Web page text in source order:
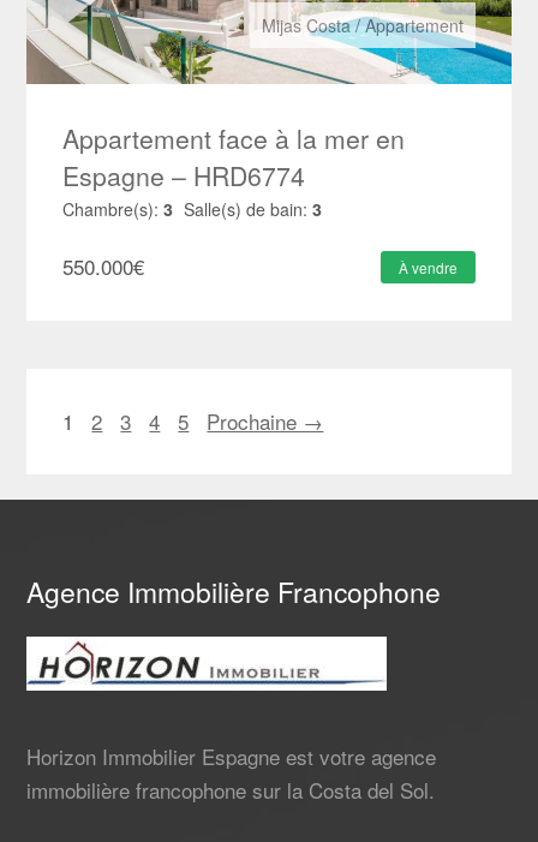
Mijas Costa/Appartement
Appartement face à la mer en
Espagne – HRD6774
Chambre(s): 3 Salle(s) de bain: 3
550.000€ À vendre
1 2 3 4 5 Prochaine →
Agence Immobilière Francophone
Horizon Immobilier Espagne est votre agence
immobilière francophone sur la Costa del Sol.